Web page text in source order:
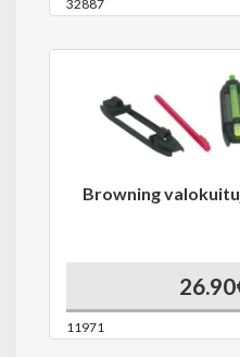
32887
Browning
11971